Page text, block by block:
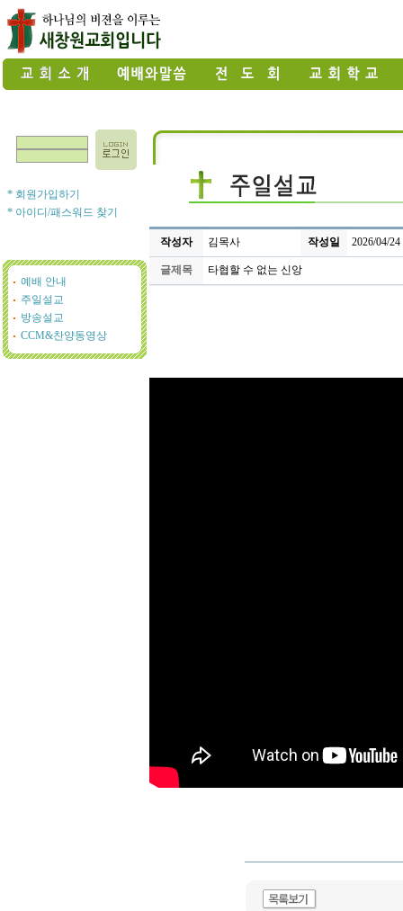
* 회원가입하기
* 아이디/패스워드 찾기
예배 안내
주일설교
방송설교
CCM&찬양동영상
작성자 김목사 작성일 2026/04/24
글제목 타협할 수 없는 신앙